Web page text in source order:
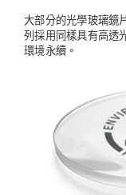
大部分的光學玻璃鏡
列採用同樣具有高透
環境永續。